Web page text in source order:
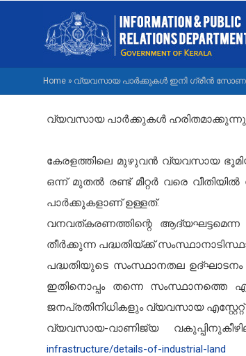
BREADCRUMB
Home » വ്യവസായ പാർക്കുകൾ ഇനി ഗ്രീൻ
വ്യവസായ പാർക്കുകൾ ഹരിതമാക്കുന്നു
കേരളത്തിലെ മുഴുവൻ വ്യവസായ
ഒന്ന് മുതൽ രണ്ട് മീറ്റർ വരെ
പാർക്കുകളാണ് ഉള്ളത്.
വനവത്കരണത്തിന്റെ
തീർക്കുന്ന പദ്ധതിയ്ക്ക്
പദ്ധതിയുടെ സംസ്ഥാനതല ഉദ്ഘാടനം
ഇതിനൊപ്പം തന്നെ സംസ്ഥാനത്തെ
ജനപ്രതിനിധികളും വ്യവസായ
വ്യവസായ-വാണിജ്യ
infrastructure/details-of-industrial-land